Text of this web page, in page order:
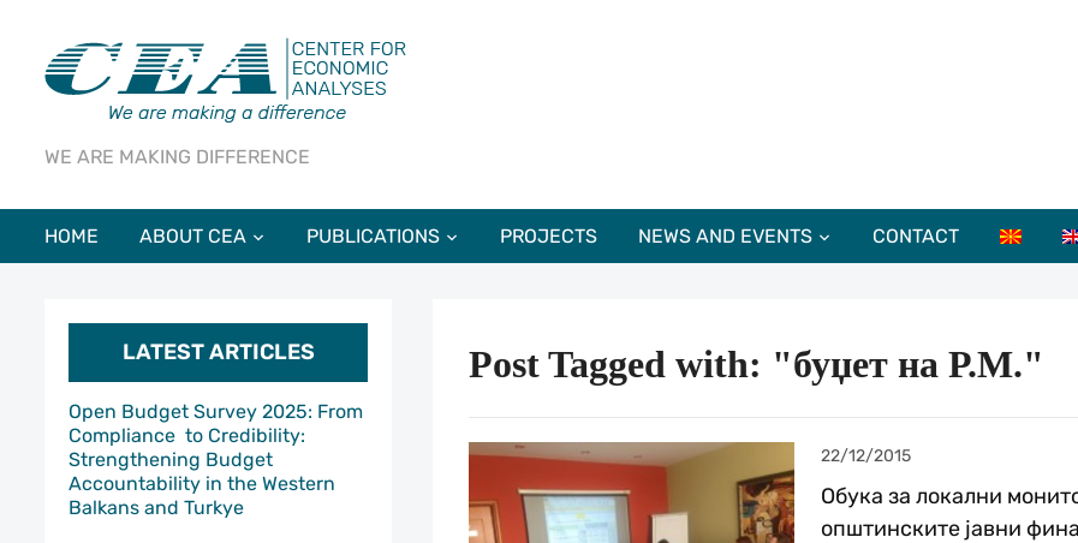
WE ARE MAKING DIFFERENCE
HOME ABOUT CEA PUBLICATIONS PROJECTS NEWS AND EVENTS CONTACT
LATEST ARTICLES
Open Budget Survey 2025: From
Compliance to Credibility:
Strengthening Budget
Accountability in the Western
Balkans and Turkye
Post Tagged with: "буџет на Р.М."
22/12/2015
Обука за локални
општинските јавни